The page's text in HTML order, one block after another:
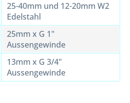
25-40mm und 12-20mm W2
Edelstahl
25mm x G 1"
Aussengewinde
13mm x G 3/4"
Aussengewinde